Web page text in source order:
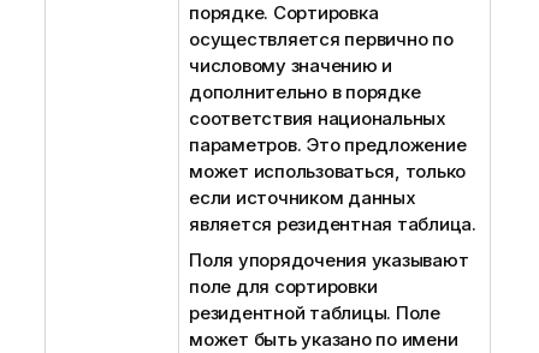
порядке. Сортировка
осуществляется первично по
числовому значению и
дополнительно в порядке
соответствия национальных
параметров. Это предложение
может использоваться, только
если источником данных
является резидентная таблица.
Поля упорядочения указывают
поле для сортировки
резидентной таблицы. Поле
может быть указано по имени